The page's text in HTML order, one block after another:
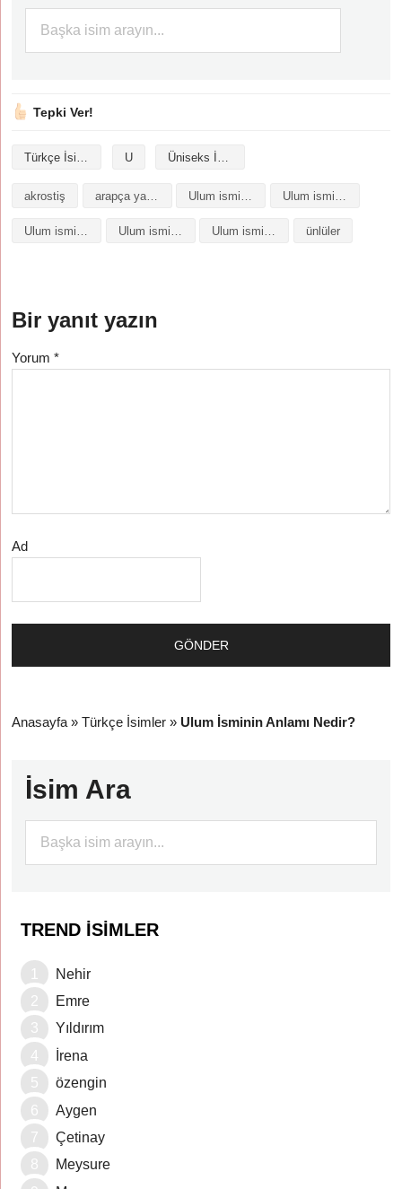
Tepki Ver!
Türkçe İsimler U Üniseks İsimler
akrostiş arapça yazılışı
Ulum isminin baş harfleriyle şiir Ulum isminin kökeni Ulum isminin numerolojisi ünlüler
Bir yanıt yazın
Yorum*
Ad
Anasayfa »Türkçe İsimler » Ulum İsminin Anlamı Nedir?
İsim Ara
TREND İSIMLER
Nehir
Emre
Yıldırım
İrena
özengin
Aygen
Çetinay
Meysure